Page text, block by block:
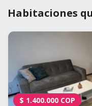
Habitaciones
$ 1.400.000 COP